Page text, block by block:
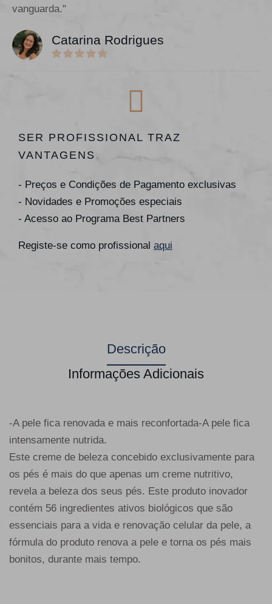
vanguarda."
Catarina Rodrigues
SER PROFISSIONAL TRAZ
VANTAGENS
- Preços e Condições de Pagamento exclusivas
- Novidades e Promoções especiais
- Acesso ao Programa Best Partners
Registe-se como profissional aqui
Descrição
Informações Adicionais
-A pele fica renovada e mais reconfortada-A pele fica
intensamente nutrida.
Este creme de beleza concebido exclusivamente para
os pés é mais do que apenas um creme nutritivo,
revela a beleza dos seus pés. Este produto inovador
contém 56 ingredientes ativos biológicos que são
essenciais para a vida e renovação celular da pele, a
fórmula do produto renova a pele e torna os pés mais
bonitos, durante mais tempo.